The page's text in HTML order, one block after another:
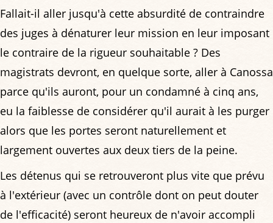
Fallait-il aller jusqu'à cette absurdité de contraindre
des juges à dénaturer leur mission en leur imposant
le contraire de la rigueur souhaitable ? Des
magistrats devront, en quelque sorte, aller à Canossa
parce qu'ils auront, pour un condamné à cinq ans,
eu la faiblesse de considérer qu'il aurait à les purger
alors que les portes seront naturellement et
largement ouvertes aux deux tiers de la peine.
Les détenus qui se retrouveront plus vite que prévu
à l'extérieur (avec un contrôle dont on peut douter
de l'efficacité) seront heureux de n'avoir accompli